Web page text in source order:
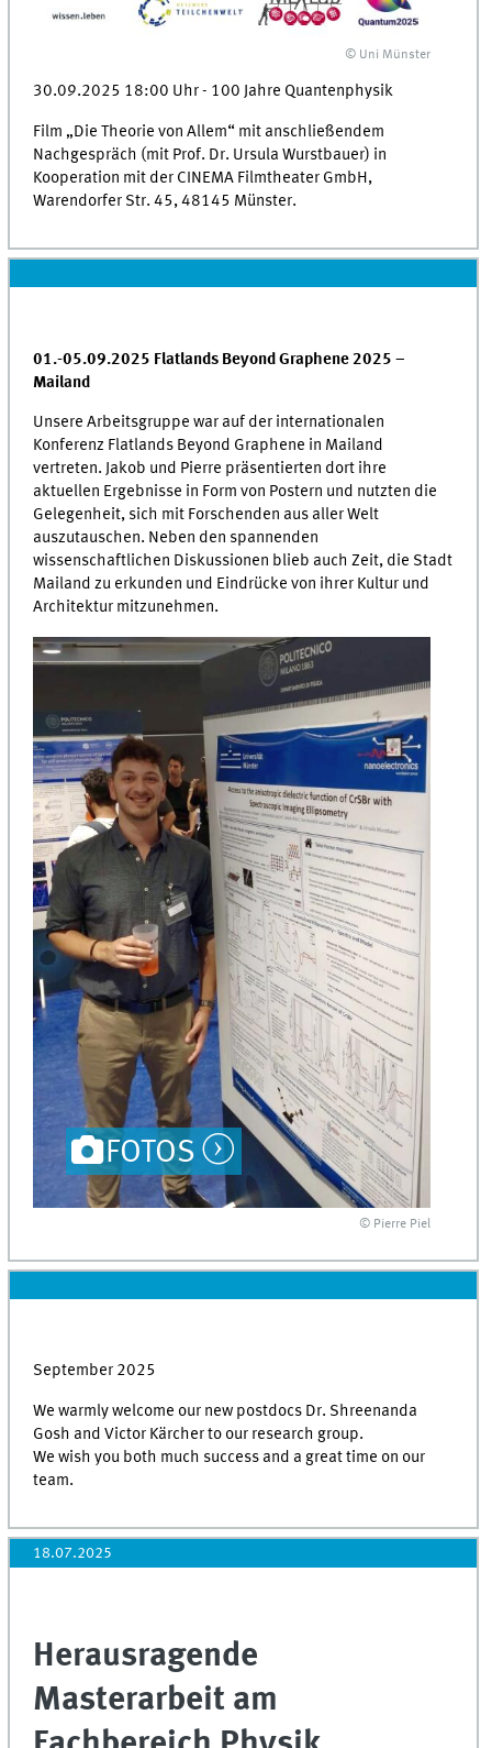
© Uni Münster
30.09.2025 18:00 Uhr - 100 Jahre Quantenphysik
Film „Die Theorie von Allem“ mit anschließendem
Nachgespräch (mit Prof. Dr. Ursula Wurstbauer) in
Kooperation mit der CINEMA Filmtheater GmbH,
Warendorfer Str. 45, 48145 Münster.
01.-05.09.2025 Flatlands Beyond Graphene 2025 –
Mailand
Unsere Arbeitsgruppe war auf der internationalen
Konferenz Flatlands Beyond Graphene in Mailand
vertreten. Jakob und Pierre präsentierten dort ihre
aktuellen Ergebnisse in Form von Postern und nutzten die
Gelegenheit, sich mit Forschenden aus aller Welt
auszutauschen. Neben den spannenden
wissenschaftlichen Diskussionen blieb auch Zeit, die Stadt
Mailand zu erkunden und Eindrücke von ihrer Kultur und
Architektur mitzunehmen.
FOTOS
© Pierre Piel
September 2025
We warmly welcome our new postdocs Dr. Shreenanda
Gosh and Victor Kärcher to our research group.
We wish you both much success and a great time on our
team.
18.07.2025
Herausragende
Masterarbeit am